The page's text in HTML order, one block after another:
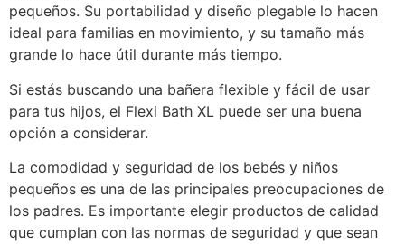
pequeños. Su portabilidad y diseño plegable lo hacen
ideal para familias en movimiento, y su tamaño más
grande lo hace útil durante más tiempo.
Si estás buscando una bañera flexible y fácil de usar
para tus hijos, el Flexi Bath XL puede ser una buena
opción a considerar.
La comodidad y seguridad de los bebés y niños
pequeños es una de las principales preocupaciones de
los padres. Es importante elegir productos de calidad
que cumplan con las normas de seguridad y que sean